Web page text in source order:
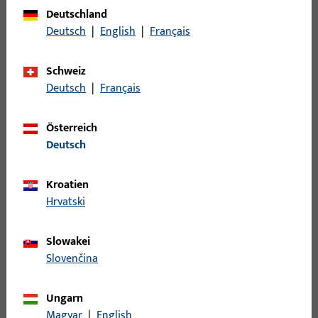
Bruttogewicht
Verpackungseinheit
Mindestbestelleinheit
Bitte melden Sie sich mit Ihren Kundendaten an um eine
Deutschland
Deutsch | English | Français
Schweiz
Deutsch | Français
Österreich
Deutsch
Kroatien
Hrvatski
Slowakei
Slovenčina
Ungarn